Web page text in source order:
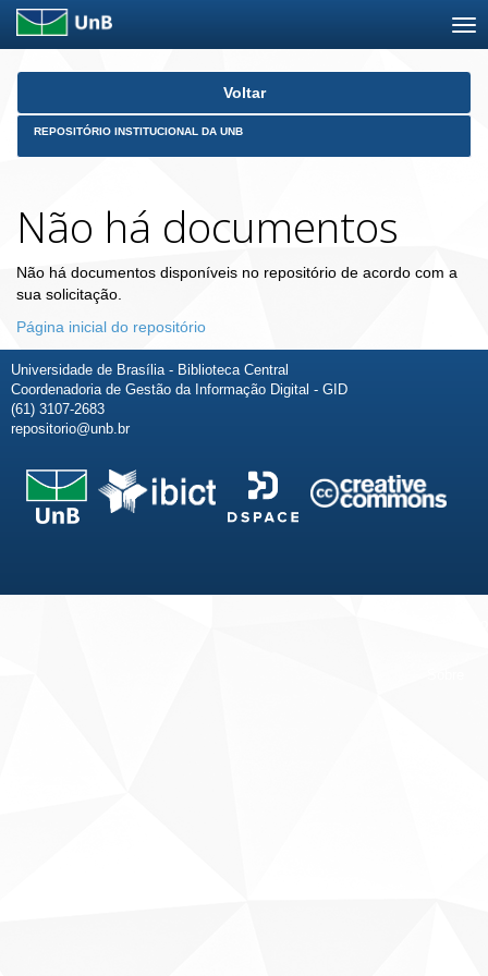
Skip
Voltar
REPOSITÓRIO INSTITUCIONAL DA UNB
Não há documentos
Não há documentos disponíveis no repositório de acordo com a
sua solicitação.
Página inicial do repositório
Universidade de Brasília - Biblioteca Central
Coordenadoria de Gestão da Informação Digital - GID
(61) 3107-2683
repositorio@unb.br